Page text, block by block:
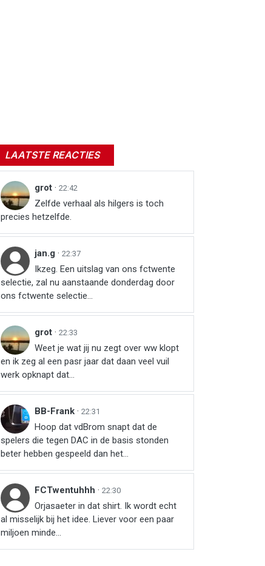
LAATSTE REACTIES
grot · 22:42
Zelfde verhaal als hilgers is toch
precies hetzelfde.
jan.g · 22:37
Ikzeg. Een uitslag van ons fctwente
selectie, zal nu aanstaande donderdag door
ons fctwente selectie...
grot · 22:33
Weet je wat jij nu zegt over ww klopt
en ik zeg al een pasr jaar dat daan veel vuil
werk opknapt dat...
BB-Frank · 22:31
Hoop dat vdBrom snapt dat de
spelers die tegen DAC in de basis stonden
beter hebben gespeeld dan het...
FCTwentuhhh · 22:30
Orjasaeter in dat shirt. Ik wordt echt
al misselijk bij het idee. Liever voor een paar
miljoen minde...